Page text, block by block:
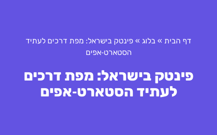
דף הבית » בלוג » פינטק בישראל: מפת דרכים לעתיד
הסטארט‑אפים
פינטק בישראל: מפת דרכים
לעתיד הסטארט‑אפים